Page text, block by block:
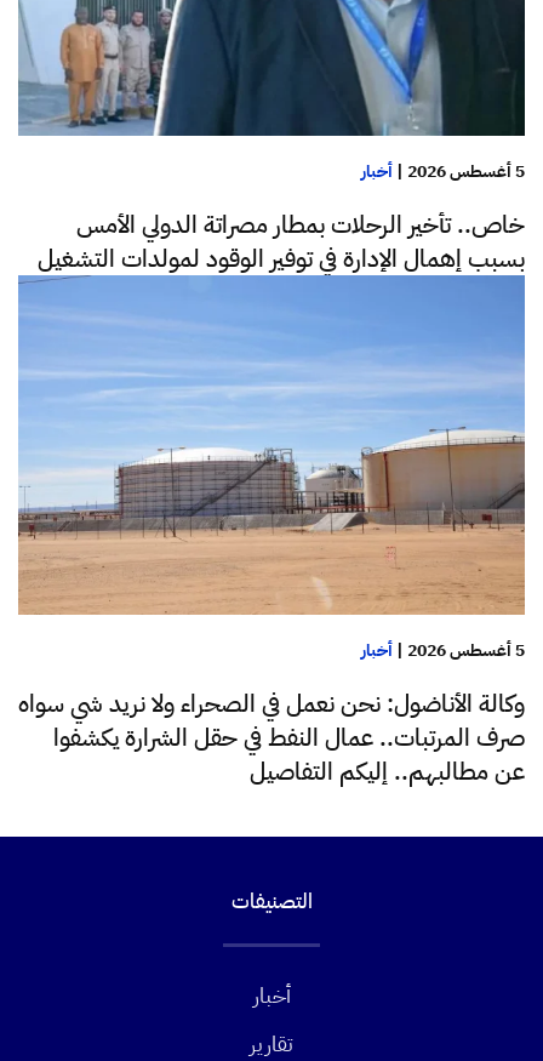
5 أغسطس 2026 | أخبار
خاص.. تأخير الرحلات بمطار مصراتة الدولي الأمس
بسبب إهمال الإدارة في توفير الوقود لمولدات التشغيل
5 أغسطس 2026 | أخبار
وكالة الأناضول: نحن نعمل في الصحراء ولا نريد شي سواه
صرف المرتبات.. عمال النفط في حقل الشرارة يكشفوا
عن مطالبهم.. إليكم التفاصيل
التصنيفات
أخبار
تقارير